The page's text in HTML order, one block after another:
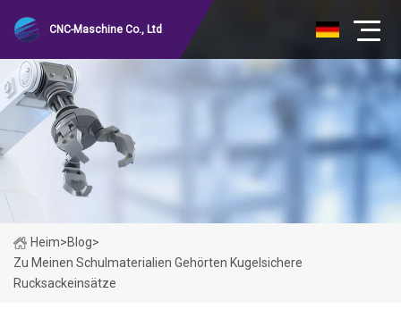
CNC-Maschine Co., Ltd
Heim>Blog>
Zu Meinen Schulmaterialien Gehörten Kugelsichere
Rucksackeinsätze